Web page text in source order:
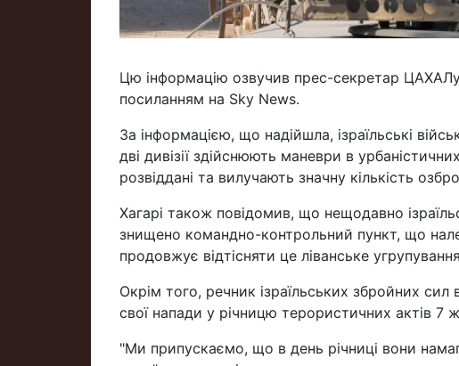
Цю інформацію озвучив прес-секретар ЦАХАЛу
посиланням на Sky News.
За інформацією, що надійшла, ізраїльські
дві дивізії здійснюють маневри в
розвіддані та вилучають значну кількість
Хагарі також повідомив, що нещодавно
знищено командно-контрольний пункт, що
продовжує відтісняти це ліванське угрупування
Окрім того, речник ізраїльських збройних
свої напади у річницю терористичних актів 7
"Ми припускаємо, що в день річниці вони